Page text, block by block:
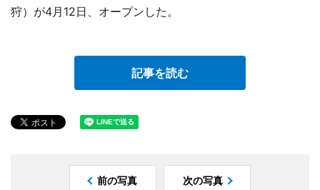
狩）が4月12日、オープンした。
記事を読む
前の写真 次の写真